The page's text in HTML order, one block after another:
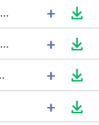
+
+
+
+